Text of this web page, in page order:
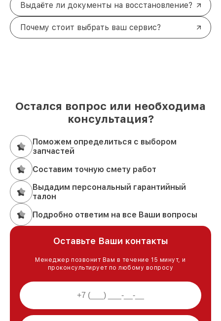
Выдаёте ли документы на восстановление?
Почему стоит выбрать ваш сервис?
Остался вопрос или необходима
консультация?
Поможем определиться с выбором
запчастей
Составим точную смету работ
Выдадим персональный гарантийный
талон
Подробно ответим на все Ваши вопросы
Оставьте Ваши контакты
Менеджер позвонит Вам в течение 15 минут, и
проконсультирует по любому вопросу